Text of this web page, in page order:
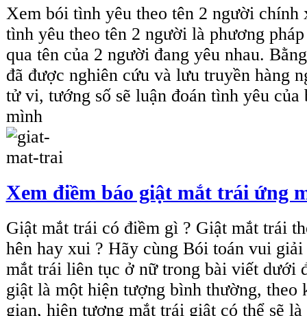
Xem bói tình yêu theo tên 2 người chính
tình yêu theo tên 2 người là phương
qua tên của 2 người đang yêu nhau.
đã được nghiên cứu và lưu truyền hàng
tử vi, tướng số sẽ luận đoán tình yêu của
mình
Xem điềm báo giật mắt trái ứng
Giật mắt trái có điềm gì ? Giật mắt trái
hên hay xui ? Hãy cùng Bói toán vui
mắt trái liên tục ở nữ trong bài viết dưới
giật là một hiện tượng bình thường, theo
gian, hiện tượng mắt trái giật có thể sẽ là